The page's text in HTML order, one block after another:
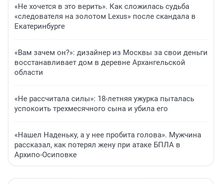
«Не хочется в это верить». Как сложилась судьба
«следователя на золотом Lexus» после скандала в
Екатеринбурге
«Вам зачем он?»: дизайнер из Москвы за свои деньги
восстанавливает дом в деревне Архангельской
области
«Не рассчитала силы»: 18-летняя ужурка пыталась
успокоить трехмесячного сына и убила его
«Нашел Наденьку, а у нее пробита голова». Мужчина
рассказал, как потерял жену при атаке БПЛА в
Архипо-Осиповке